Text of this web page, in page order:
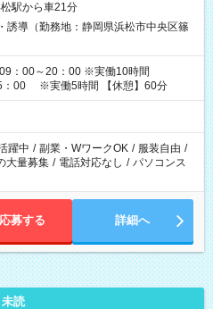
駅から車21分
誘導（勤務地：静岡県浜松市中央区篠
：00～20：00 ※実働10時間
9/28（月） 09：00～15：00 ※実働5時間 【休憩】60分
躍中 / 副業・WワークOK / 服装自由 /
大量募集 / 電話対応なし / パソコンス
応募する 詳細へ
未読